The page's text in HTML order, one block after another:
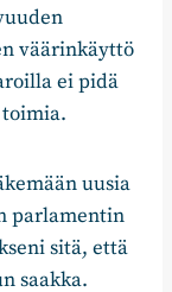
väärinkäyttö
ei pidä
uusia
parlamentin
sitä, että
saakka.